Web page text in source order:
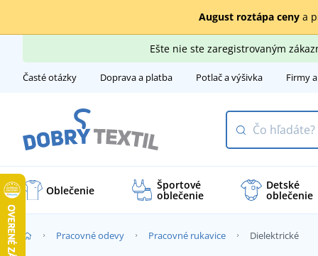
August roztápa cenya
Ešte nie ste zaregistrovaným
Časté otázky Doprava a platba Potlač a výšivka Firmy
Oblečenie Športové
oblečenie
Detské
oblečenie
Pracovné odevy Pracovné rukavice Dielektrické